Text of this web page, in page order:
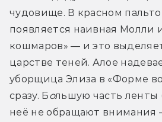
чудовище. В красном
появляется наивная Молли
кошмаров» — и это
царстве теней. Алое
уборщица Элиза в «Форме
сразу. Большую часть ленты
неё не обращают внимания